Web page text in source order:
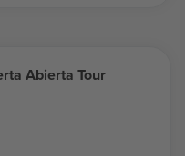
Abierta Tour